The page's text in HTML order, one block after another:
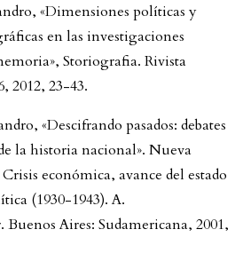
«Dimensiones políticas y
en las investigaciones
Storiografia. Rivista
2012, 23-43.
«Descifrando pasados: debates
la historia nacional». Nueva
económica, avance del estado
(1930-1943). A.
Aires: Sudamericana, 2001,